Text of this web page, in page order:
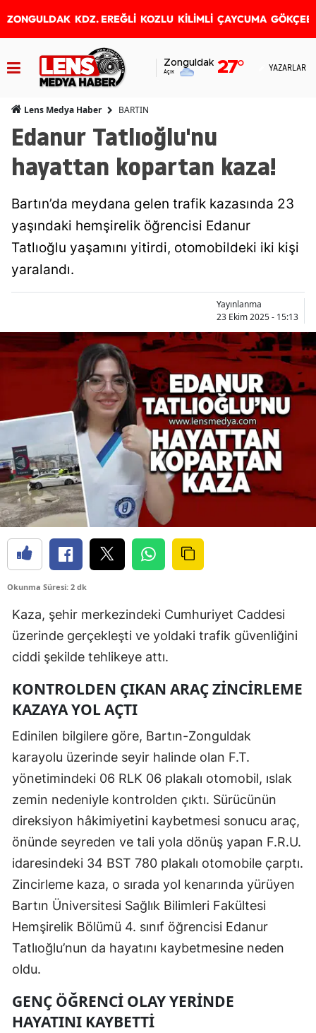
ZONGULDAK KDZ. EREĞLİ KOZLU KİLİMLİ ÇAYCUMA
Zonguldak
Açık 27° YAZARLAR
Lens Medya Haber BARTIN
Edanur Tatlıoğlu'nu
hayattan kopartan kaza!
Bartın’da meydana gelen trafik kazasında 23
yaşındaki hemşirelik öğrencisi Edanur
Tatlıoğlu yaşamını yitirdi, otomobildeki iki kişi
yaralandı.
Yayınlanma
23 Ekim 2025 - 15:13
Okunma Süresi: 2 dk
Kaza, şehir merkezindeki Cumhuriyet Caddesi
üzerinde gerçekleşti ve yoldaki trafik güvenliğini
ciddi şekilde tehlikeye attı.
KONTROLDEN ÇIKAN ARAÇ ZİNCİRLEME
KAZAYA YOL AÇTI
Edinilen bilgilere göre, Bartın-Zonguldak
karayolu üzerinde seyir halinde olan F.T.
yönetimindeki 06 RLK 06 plakalı otomobil, ıslak
zemin nedeniyle kontrolden çıktı. Sürücünün
direksiyon hâkimiyetini kaybetmesi sonucu araç,
önünde seyreden ve tali yola dönüş yapan F.R.U.
idaresindeki 34 BST 780 plakalı otomobile çarptı.
Zincirleme kaza, o sırada yol kenarında yürüyen
Bartın Üniversitesi Sağlık Bilimleri Fakültesi
Hemşirelik Bölümü 4. sınıf öğrencisi Edanur
Tatlıoğlu’nun da hayatını kaybetmesine neden
oldu.
GENÇ ÖĞRENCİ OLAY YERİNDE
HAYATINI KAYBETTİ